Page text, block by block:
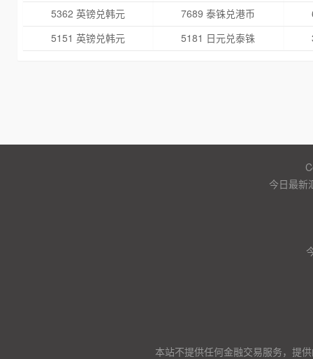
5362 英镑兑韩元
7689 泰铢兑港币
5151 英镑兑韩元
5181 日元兑泰铢
今日最新
本站不提供任何金融交易服务，提